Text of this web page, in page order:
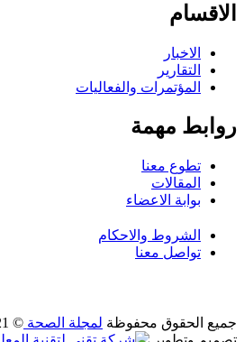
الاقسام
الاخبار
التقارير
المؤتمرات والفعاليات
روابط مهمة
تطوع معنا
المقالات
بوابة الاعضاء
الشروط والاحكام
تواصل معنا
جميع الحقوق محفوظة لمجلة الصحة © 2021